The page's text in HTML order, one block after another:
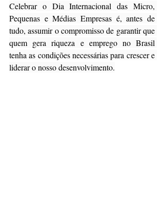
Celebrar o Dia Internacional das Micro,
Pequenas e Médias Empresas é, antes de
tudo, assumir o compromisso de garantir que
quem gera riqueza e emprego no Brasil
tenha as condições necessárias para crescer e
liderar o nosso desenvolvimento.